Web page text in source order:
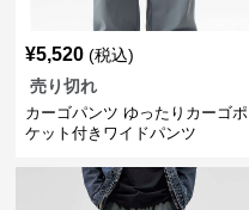
¥5,520 (税込)
売り切れ
カーゴパンツ ゆったりカーゴポ
ケット付きワイドパンツ